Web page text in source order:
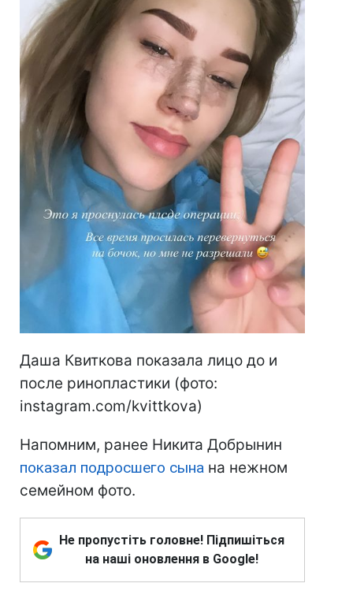
Даша Квиткова показала лицо до и
после ринопластики (фото:
instagram.com/kvittkova)
Напомним, ранее Никита Добрынин
показал подросшего сына на нежном
семейном фото.
Не пропустіть головне! Підпишіться
на наші оновлення в Google!